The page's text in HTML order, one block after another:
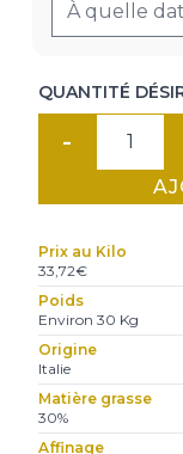
QUANTITÉ
lait
cru
AOP
Prix au Kilo
33,72€
Poids
Environ 30 Kg
Origine
Italie
Matière grasse
30%
Affinage